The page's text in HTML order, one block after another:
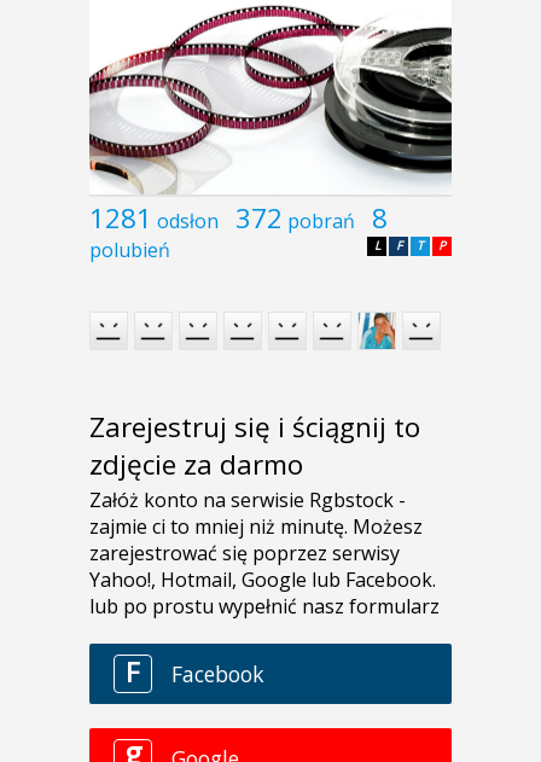
1281 odsłon 372 pobrań 8
polubień P
T
F
L
Zarejestruj się i ściągnij to
zdjęcie za darmo